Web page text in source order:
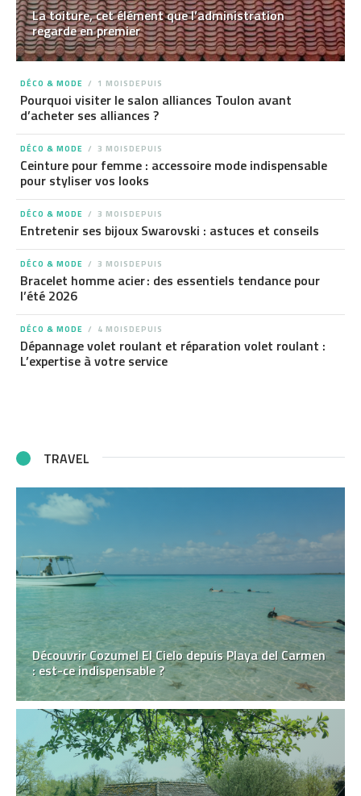
La toiture, cet élément que l’administration
regarde en premier
DÉCO & MODE 1 MOISDEPUIS
Pourquoi visiter le salon alliances Toulon avant
d’acheter ses alliances ?
DÉCO & MODE 3 MOISDEPUIS
Ceinture pour femme : accessoire mode indispensable
pour styliser vos looks
DÉCO & MODE 3 MOISDEPUIS
Entretenir ses bijoux Swarovski : astuces et conseils
DÉCO & MODE 3 MOISDEPUIS
Bracelet homme acier : des essentiels tendance pour
l’été 2026
DÉCO & MODE 4 MOISDEPUIS
Dépannage volet roulant et réparation volet roulant :
L’expertise à votre service
TRAVEL
Découvrir Cozumel El Cielo depuis Playa del Carmen
: est-ce indispensable ?